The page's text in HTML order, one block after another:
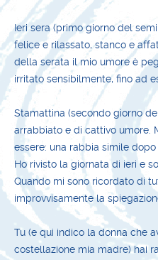
Ieri sera (primo giorno del
felice e rilassato, stanco e
della serata il mio umore è
irritato sensibilmente, fino ad
Stamattina (secondo giorno
arrabbiato e di cattivo umore.
essere: una rabbia simile
Ho rivisto la giornata di ieri e
Quando mi sono ricordato di
improvvisamente la
Tu (e qui indico la donna che
costellazione mia madre) hai